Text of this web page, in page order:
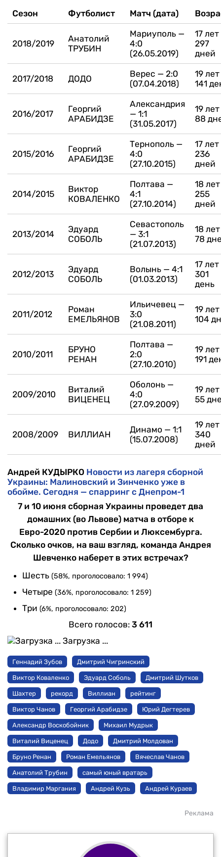
Сезон Футболист Матч (дата)
2018/2019
Анатолий
ТРУБИН
Мариуполь —
4:0
(26.05.2019)
17 лет
297
дней
2017/2018 ДОДО
Верес — 2:0
(07.04.2018)
19 лет
141
2016/2017
Георгий
АРАБИДЗЕ
Александрия
— 1:1
(31.05.2017)
19 лет
88
2015/2016
Георгий
АРАБИДЗЕ
Тернополь —
4:0
(27.10.2015)
17 лет
236
дней
2014/2015
Виктор
КОВАЛЕНКО
Полтава —
4:1
(27.10.2014)
18 лет
255
дней
2013/2014
Эдуард
СОБОЛЬ
Севастополь
— 3:1
(21.07.2013)
18 лет
78
2012/2013
Эдуард
СОБОЛЬ
Волынь — 4:1
(01.03.2013)
17 лет
301
день
2011/2012
Роман
ЕМЕЛЬЯНОВ
Ильичевец —
3:0
(21.08.2011)
19 лет
104
2010/2011
БРУНО
РЕНАН
Полтава —
2:0
(27.10.2010)
19 лет
191
2009/2010
Виталий
ВИЦЕНЕЦ
Оболонь —
4:0
(27.09.2009)
19 лет
55
2008/2009 ВИЛЛИАН
Динамо — 1:1
(15.07.2008)
19 лет
340
дней
Андрей КУДЫРКО Новости из лагеря сборной
Украины: Малиновский и Зинченко уже в
обойме. Сегодня — спарринг с Днепром-1
7 и 10 июня сборная Украины проведет два
домашних (во Львове) матча в отборе к
Евро-2020 против Сербии и Люксембурга.
Сколько очков, на ваш взгляд, команда Андрея
Шевченко наберет в этих встречах?
Шесть (58%, проголосовало: 1 994)
Четыре (36%, проголосовало: 1 259)
Три (6%, проголосовало: 202)
Всего голосов: 3 611
Загрузка ...
Геннадий Зубов Дмитрий Чигринский
Виктор Коваленко Эдуард Соболь Дмитрий Шутков
Шахтер рекорд Виллиан рейтинг
Виктор Чанов Георгий Арабидзе Юрий Дегтерев
Александр Воскобойник Михаил Мудрык
Виталий Виценец Додо Дмитрий Молдован
Бруно Ренан Роман Емельянов Вячеслав Чанов
Анатолий Трубин самый юный вратарь
Владимир Маргания Андрей Кузь Андрей Кураев
Реклама